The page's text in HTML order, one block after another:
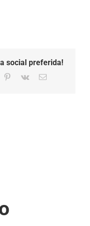
social preferida!
Pinterest
Vk Email: